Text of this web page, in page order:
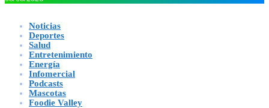
Noticias
Deportes
Salud
Entretenimiento
Energía
Infomercial
Podcasts
Mascotas
Foodie Valley